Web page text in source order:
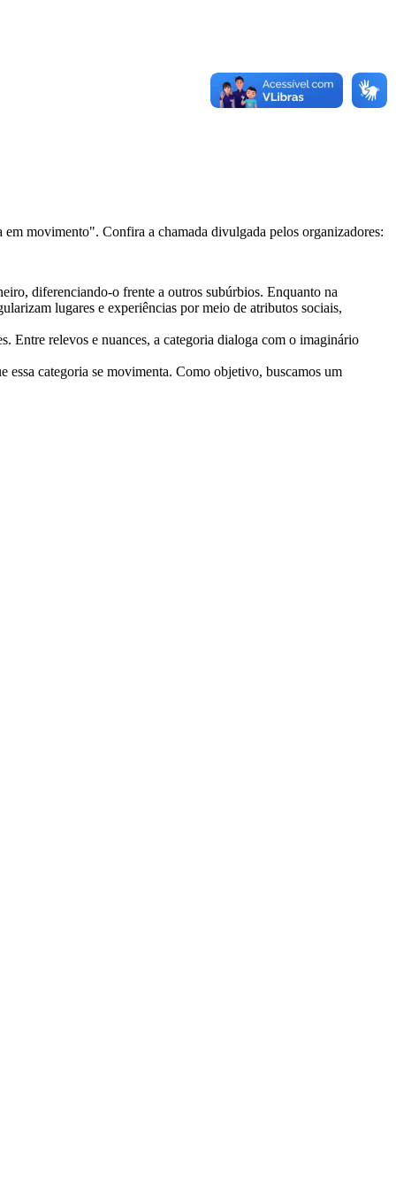
movimento". Confira a chamada divulgada pelos organizadores:
diferenciando-o frente a outros subúrbios. Enquanto na
lugares e experiências por meio de atributos sociais,
Entre relevos e nuances, a categoria dialoga com o imaginário
essa categoria se movimenta. Como objetivo, buscamos um